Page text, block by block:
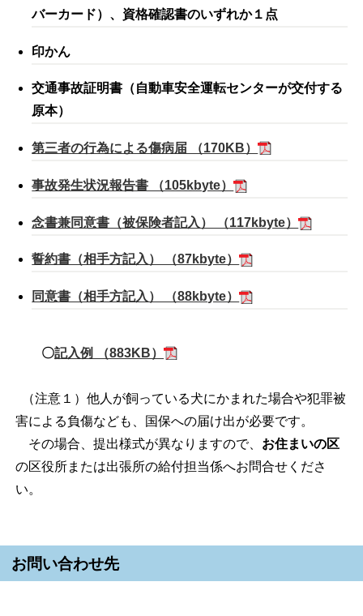
バーカード）、資格確認書のいずれか１点
印かん
交通事故証明書（自動車安全運転センターが交付する
原本）
第三者の行為による傷病届 （170KB）
事故発生状況報告書 （105kbyte）
念書兼同意書（被保険者記入） （117kbyte）
誓約書（相手方記入） （87kbyte）
同意書（相手方記入） （88kbyte）
〇記入例 （883KB）
（注意１）他人が飼っている犬にかまれた場合や犯罪被
害による負傷なども、国保への届け出が必要です。
その場合、提出様式が異なりますので、 お住まいの区
の区役所または出張所の給付担当係へお問合せくださ
い。
お問い合わせ先